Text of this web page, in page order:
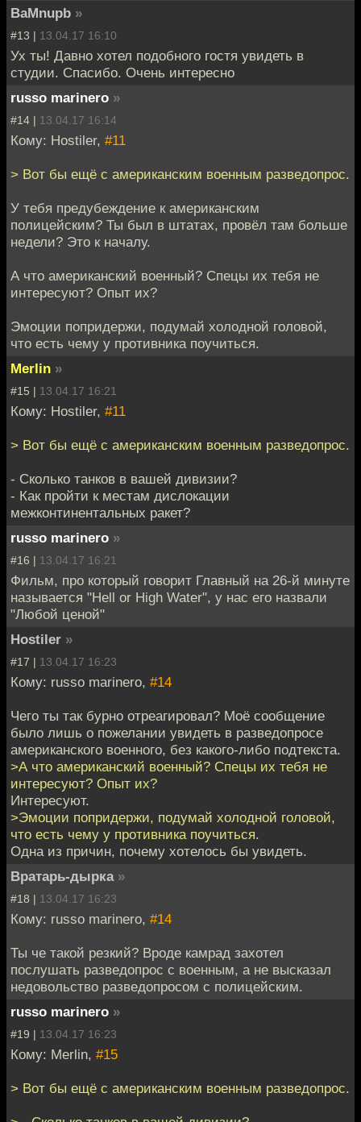
BaMnupb »
#13 | 13.04.17 16:10
Ух ты! Давно хотел подобного гостя увидеть в
студии. Спасибо. Очень интересно
russo marinero »
#14 | 13.04.17 16:14
Кому: Hostiler, #11
> Вот бы ещё с американским военным разведопрос.
У тебя предубеждение к американским
полицейским? Ты был в штатах, провёл там больше
недели? Это к началу.
А что американский военный? Спецы их тебя не
интересуют? Опыт их?
Эмоции попридержи, подумай холодной головой,
что есть чему у противника поучиться.
Merlin »
#15 | 13.04.17 16:21
Кому: Hostiler, #11
> Вот бы ещё с американским военным разведопрос.
- Сколько танков в вашей дивизии?
- Как пройти к местам дислокации
межконтинентальных ракет?
russo marinero »
#16 | 13.04.17 16:21
Фильм, про который говорит Главный на 26-й минуте
называется "Hell or High Water", у нас его назвали
"Любой ценой"
Hostiler »
#17 | 13.04.17 16:23
Кому: russo marinero, #14
Чего ты так бурно отреагировал? Моё сообщение
было лишь о пожелании увидеть в разведопросе
американского военного, без какого-либо подтекста.
>А что американский военный? Спецы их тебя не
интересуют? Опыт их?
Интересуют.
>Эмоции попридержи, подумай холодной головой,
что есть чему у противника поучиться.
Одна из причин, почему хотелось бы увидеть.
Вратарь-дырка »
#18 | 13.04.17 16:23
Кому: russo marinero, #14
Ты че такой резкий? Вроде камрад захотел
послушать разведопрос с военным, а не высказал
недовольство разведопросом с полицейским.
russo marinero »
#19 | 13.04.17 16:23
Кому: Merlin, #15
> Вот бы ещё с американским военным разведопрос.